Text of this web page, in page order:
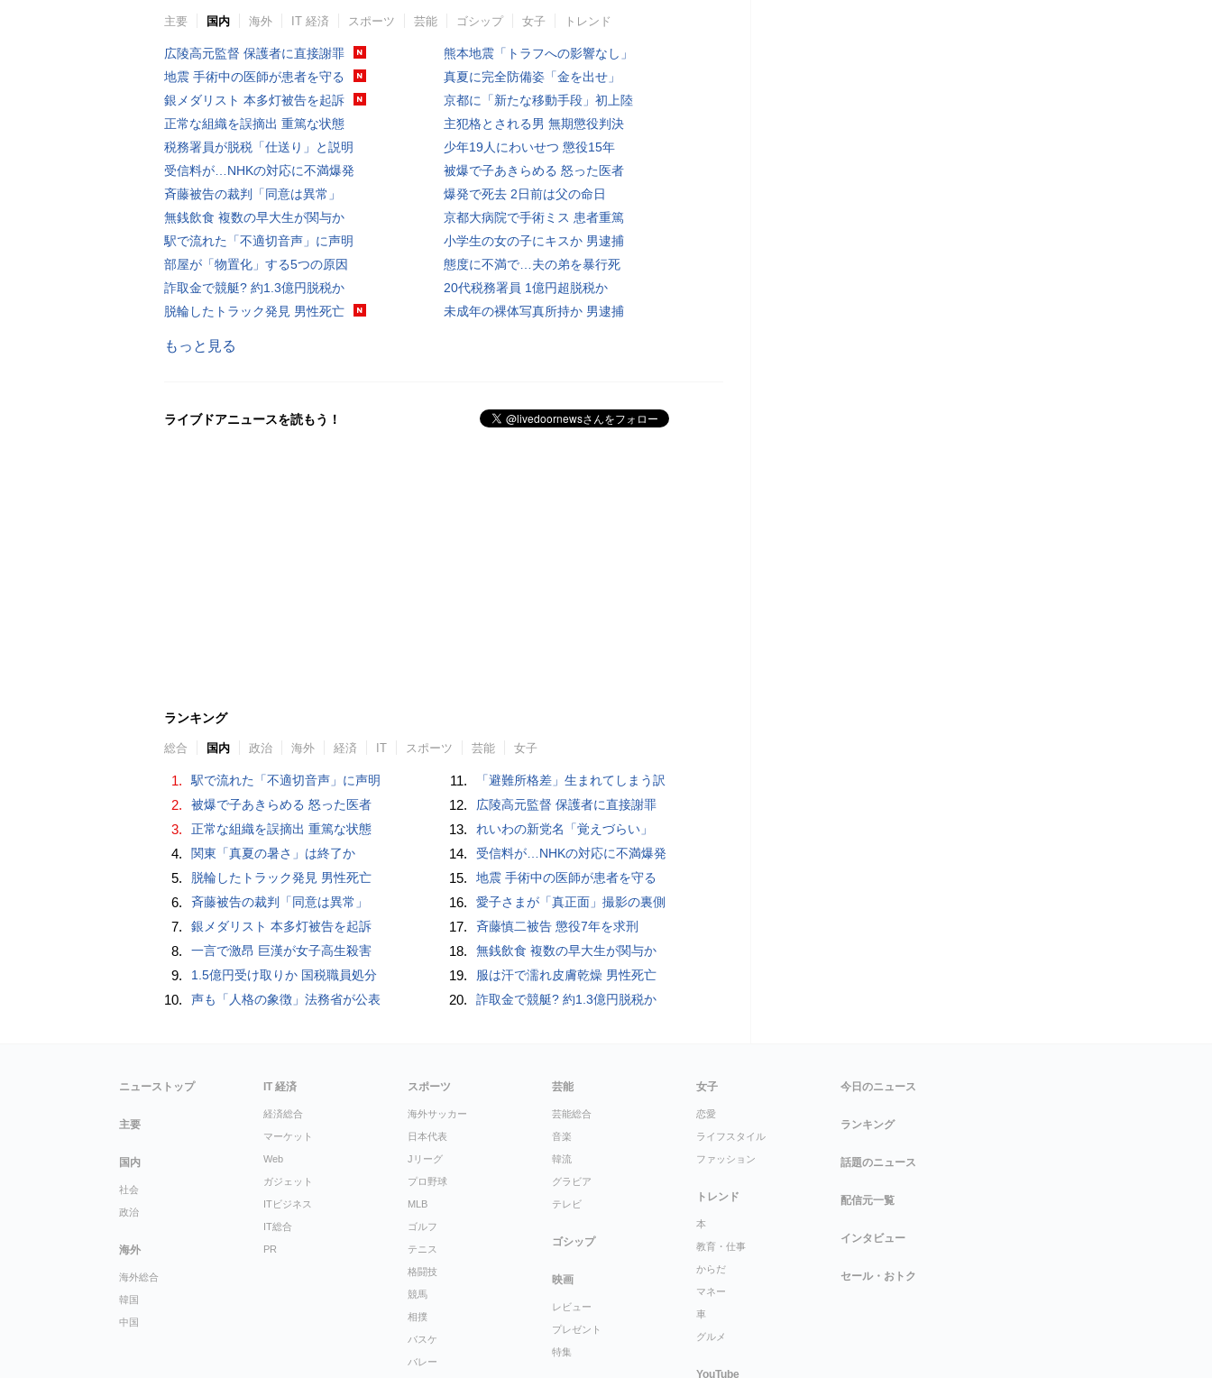
主要 国内 海外 IT 経済 スポーツ 芸能 ゴシップ 女子 トレンド
広陵高元監督 保護者に直接謝罪
地震 手術中の医師が患者を守る
銀メダリスト 本多灯被告を起訴
正常な組織を誤摘出 重篤な状態
税務署員が脱税「仕送り」と説明
受信料が…NHKの対応に不満爆発
斉藤被告の裁判「同意は異常」
無銭飲食 複数の早大生が関与か
駅で流れた「不適切音声」に声明
部屋が「物置化」する5つの原因
詐取金で競艇? 約1.3億円脱税か
脱輪したトラック発見 男性死亡
熊本地震「トラフへの影響なし」
真夏に完全防備姿「金を出せ」
京都に「新たな移動手段」初上陸
主犯格とされる男 無期懲役判決
少年19人にわいせつ 懲役15年
被爆で子あきらめる 怒った医者
爆発で死去 2日前は父の命日
京都大病院で手術ミス 患者重篤
小学生の女の子にキスか 男逮捕
態度に不満で…夫の弟を暴行死
20代税務署員 1億円超脱税か
未成年の裸体写真所持か 男逮捕
もっと見る
ライブドアニュースを読もう！
ランキング
総合 国内 政治 海外 経済 IT スポーツ 芸能 女子
1. 駅で流れた「不適切音声」に声明
2. 被爆で子あきらめる 怒った医者
3. 正常な組織を誤摘出 重篤な状態
4. 関東「真夏の暑さ」は終了か
5. 脱輪したトラック発見 男性死亡
6. 斉藤被告の裁判「同意は異常」
7. 銀メダリスト 本多灯被告を起訴
8. 一言で激昂 巨漢が女子高生殺害
9. 1.5億円受け取りか 国税職員処分
10. 声も「人格の象徴」法務省が公表
11. 「避難所格差」生まれてしまう訳
12. 広陵高元監督 保護者に直接謝罪
13. れいわの新党名「覚えづらい」
14. 受信料が…NHKの対応に不満爆発
15. 地震 手術中の医師が患者を守る
16. 愛子さまが「真正面」撮影の裏側
17. 斉藤慎二被告 懲役7年を求刑
18. 無銭飲食 複数の早大生が関与か
19. 服は汗で濡れ皮膚乾燥 男性死亡
20. 詐取金で競艇? 約1.3億円脱税か
ニューストップ
主要
国内
社会
政治
海外
海外総合
韓国
中国
IT 経済
経済総合
マーケット
Web
ガジェット
ITビジネス
IT総合
PR
スポーツ
海外サッカー
日本代表
Jリーグ
プロ野球
MLB
ゴルフ
テニス
格闘技
競馬
相撲
バスケ
バレー
芸能
芸能総合
音楽
韓流
グラビア
テレビ
ゴシップ
映画
レビュー
プレゼント
特集
女子
恋愛
ライフスタイル
ファッション
トレンド
本
教育・仕事
からだ
マネー
車
グルメ
YouTube
今日のニュース
ランキング
話題のニュース
配信元一覧
インタビュー
セール・おトク